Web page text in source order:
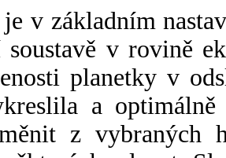
v základním
soustavě v rovině
planetky v
a
z vybraných